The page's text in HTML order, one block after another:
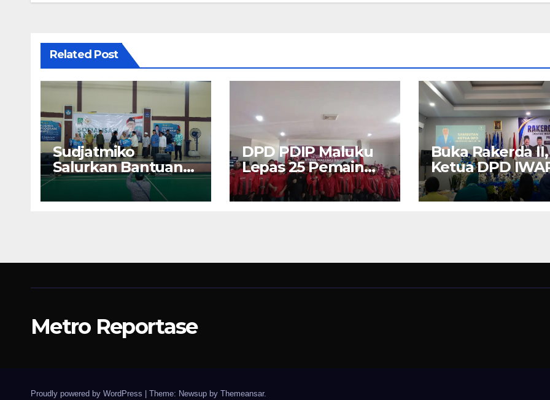
Related Post
Sudjatmiko
Salurkan Bantuan
BSPS 250 Rumah
Direhap di Depok
DPD PDIP Maluku
Lepas 25 Pemain
U17 “Banteng
Maluku Raya” ke
Buka Rakerda II,
Ketua DPD
Maluku Nita Bin
Umar:
Metro Reportase
Proudly powered by WordPress Theme: Newsup by Themeansar.